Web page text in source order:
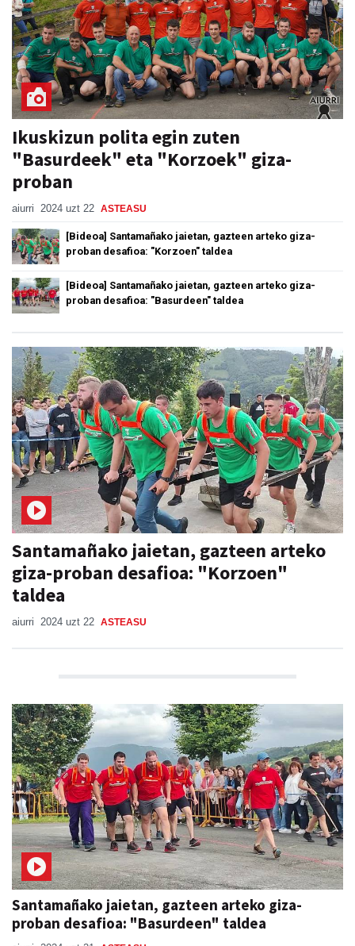
Ikuskizun polita egin zuten
"Basurdeek" eta "Korzoek" giza-
proban
aiurri 2024 uzt 22 ASTEASU
[Bideoa] Santamañako jaietan, gazteen arteko giza-
proban desafioa: "Korzoen" taldea
[Bideoa] Santamañako jaietan, gazteen arteko giza-
proban desafioa: "Basurdeen" taldea
Santamañako jaietan, gazteen arteko
giza-proban desafioa: "Korzoen"
taldea
aiurri 2024 uzt 22 ASTEASU
Santamañako jaietan, gazteen arteko giza-
proban desafioa: "Basurdeen" taldea